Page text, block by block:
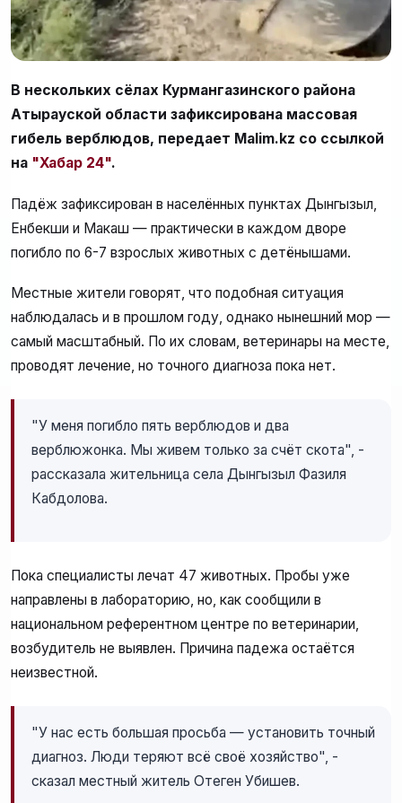
В нескольких сёлах Курмангазинского района
Атырауской области зафиксирована массовая
гибель верблюдов, передает Malim.kz со ссылкой
на "Хабар 24".
Падёж зафиксирован в населённых пунктах Дынгызыл,
Енбекши и Макаш — практически в каждом дворе
погибло по 6-7 взрослых животных с детёнышами.
Местные жители говорят, что подобная ситуация
наблюдалась и в прошлом году, однако нынешний мор —
самый масштабный. По их словам, ветеринары на месте,
проводят лечение, но точного диагноза пока нет.
"У меня погибло пять верблюдов и два
верблюжонка. Мы живем только за счёт скота", -
рассказала жительница села Дынгызыл Фазиля
Кабдолова.
Пока специалисты лечат 47 животных. Пробы уже
направлены в лабораторию, но, как сообщили в
национальном референтном центре по ветеринарии,
возбудитель не выявлен. Причина падежа остаётся
неизвестной.
"У нас есть большая просьба — установить точный
диагноз. Люди теряют всё своё хозяйство", -
сказал местный житель Отеген Убишев.